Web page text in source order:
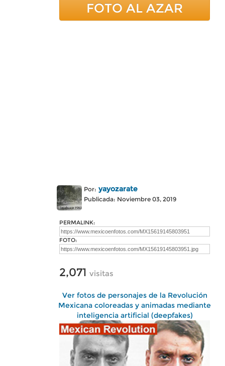
FOTO AL AZAR
Por: yayozarate
Publicada: Noviembre 03, 2019
PERMALINK:
FOTO:
2,071 visitas
Ver fotos de personajes de la Revolución
Mexicana coloreadas y animadas mediante
inteligencia artificial (deepfakes)